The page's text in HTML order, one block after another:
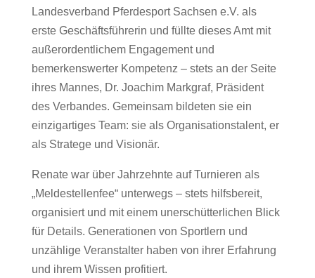
Landesverband Pferdesport Sachsen e.V. als
erste Geschäftsführerin und füllte dieses Amt mit
außerordentlichem Engagement und
bemerkenswerter Kompetenz – stets an der Seite
ihres Mannes, Dr. Joachim Markgraf, Präsident
des Verbandes. Gemeinsam bildeten sie ein
einzigartiges Team: sie als Organisationstalent, er
als Stratege und Visionär.
Renate war über Jahrzehnte auf Turnieren als
„Meldestellenfee“ unterwegs – stets hilfsbereit,
organisiert und mit einem unerschütterlichen Blick
für Details. Generationen von Sportlern und
unzählige Veranstalter haben von ihrer Erfahrung
und ihrem Wissen profitiert.